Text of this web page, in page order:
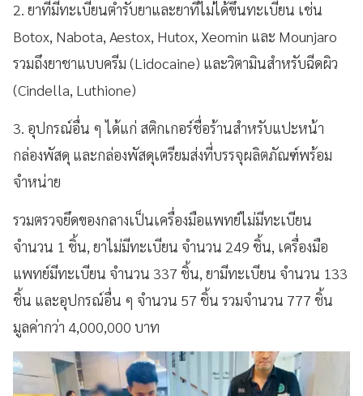
2. ยาที่มีทะเบียนตำรับยาและยาที่ไม่ได้ขึ้นทะเบียน เช่น
Botox, Nabota, Aestox, Hutox, Xeomin และ Mounjaro
รวมถึงยาชาแบบครีม (Lidocaine) และวิตามินสำหรับฉีดผิว
(Cindella, Luthione)
3. อุปกรณ์อื่น ๆ ได้แก่ สติกเกอร์ชื่อร้านสำหรับแปะหน้า
กล่องพัสดุ และกล่องพัสดุเตรียมส่งที่บรรจุผลิตภัณฑ์พร้อม
จำหน่าย
รวมตรวจยึดของกลางเป็นเครื่องมือแพทย์ไม่มีทะเบียน
จำนวน 1 ชิ้น, ยาไม่มีทะเบียน จำนวน 249 ชิ้น, เครื่องมือ
แพทย์มีทะเบียน จำนวน 337 ชิ้น, ยามีทะเบียน จำนวน 133
ชิ้น และอุปกรณ์อื่น ๆ จำนวน 57 ชิ้น รวมจำนวน 777 ชิ้น
มูลค่ากว่า 4,000,000 บาท